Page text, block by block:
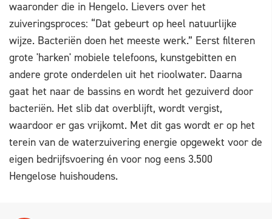
waaronder die in Hengelo. Lievers over het
zuiveringsproces: “Dat gebeurt op heel natuurlijke
wijze. Bacteriën doen het meeste werk.” Eerst filteren
grote 'harken' mobiele telefoons, kunstgebitten en
andere grote onderdelen uit het rioolwater. Daarna
gaat het naar de bassins en wordt het gezuiverd door
bacteriën. Het slib dat overblijft, wordt vergist,
waardoor er gas vrijkomt. Met dit gas wordt er op het
terein van de waterzuivering energie opgewekt voor de
eigen bedrijfsvoering én voor nog eens 3.500
Hengelose huishoudens.